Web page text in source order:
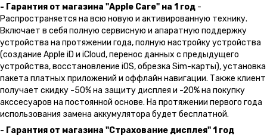
- Гарантия от магазина "Apple Care" на 1 год -
Распространяется на всю новую и активированную технику.
Включает в себя полную сервисную и апаратную поддержку
устройства на протяжении года, полную настройку устройства
(создание Apple iD и iCloud, перенос данных с предыдущего
устройства, восстановление iOS, обрезка Sim-карты), установка
пакета платных приложений и оффлайн навигации. Также клиент
получает скидку -50% на защиту дисплея и -20% на покупку
акссесуаров на постоянной основе. На протяжении первого года
использования замена аккумулятора будет бесплатной.
- Гарантия от магазина "Страхование дисплея" 1 год